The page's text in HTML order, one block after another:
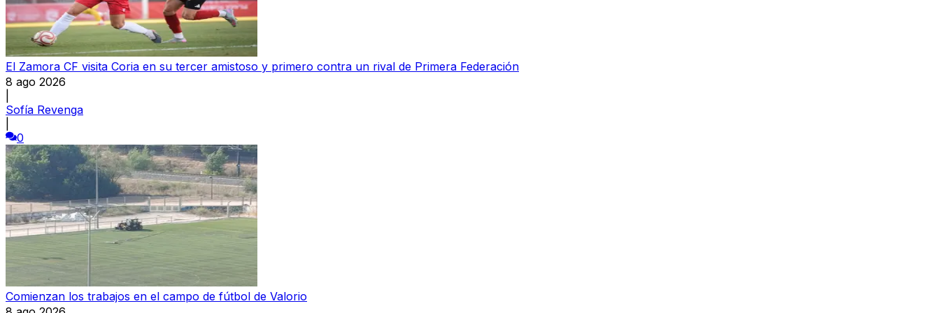
El Zamora CF visita Coria en su tercer amistoso y primero contra un rival de Primera Federación
8 ago 2026
Sofía Revenga
0
Comienzan los trabajos en el campo de fútbol de Valorio